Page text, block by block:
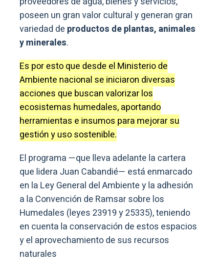
poseen un gran valor cultural y generan gran
variedad de productos de plantas, animales
y minerales.
Es por esto que desde el Ministerio de
Ambiente nacional se iniciaron diversas
acciones que buscan valorizar los
ecosistemas humedales, aportando
herramientas e insumos para mejorar su
gestión y uso sostenible.
El programa —que lleva adelante la cartera
que lidera Juan Cabandié— está enmarcado
en la Ley General del Ambiente y la adhesión
a la Convención de Ramsar sobre los
Humedales (leyes 23919 y 25335), teniendo
en cuenta la conservación de estos espacios
y el aprovechamiento de sus recursos
naturales